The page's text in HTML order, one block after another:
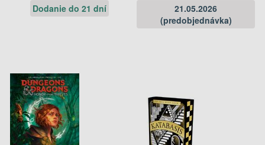
Dodanie do 21 dní
21.05.2026
(predobjednávka)